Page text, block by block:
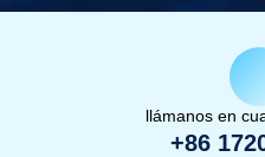
llámanos en
+86